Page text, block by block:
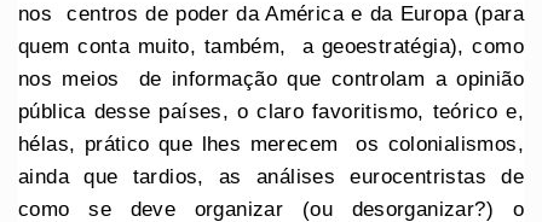
nos centros de poder da América e da Europa (para
quem conta muito, também, a geoestratégia), como
nos meios de informação que controlam a opinião
pública desse países, o claro favoritismo, teórico e,
hélas, prático que lhes merecem os colonialismos,
ainda que tardios, as análises eurocentristas de
como se deve organizar (ou desorganizar?) o